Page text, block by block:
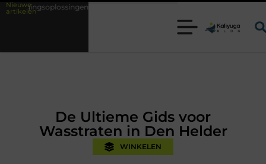
Nieuwe
artikelen
kennis uit de praktijk
De Ultieme Gids voor
Wasstraten in Den Helder
WINKELEN